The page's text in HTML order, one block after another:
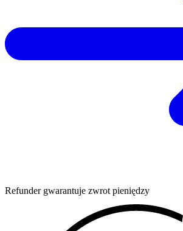
Refunder gwarantuje zwrot pieniędzy